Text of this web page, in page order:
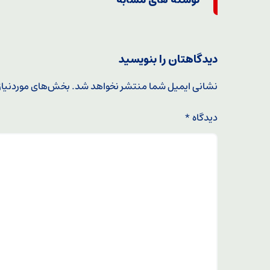
دیدگاهتان را بنویسید
نشانی ایمیل شما منتشر نخواهد شد.بخش‌های
دیدگاه*